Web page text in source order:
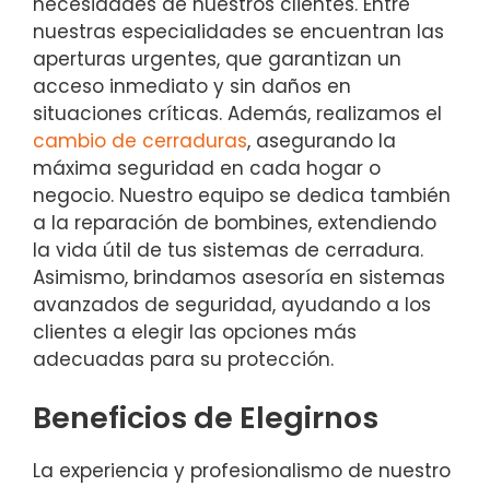
nuestras especialidades se encuentran las
aperturas urgentes, que garantizan un
acceso inmediato y sin daños en
situaciones críticas. Además, realizamos el
cambio de cerraduras, asegurando la
máxima seguridad en cada hogar o
negocio. Nuestro equipo se dedica también
a la reparación de bombines, extendiendo
la vida útil de tus sistemas de cerradura.
Asimismo, brindamos asesoría en sistemas
avanzados de seguridad, ayudando a los
clientes a elegir las opciones más
adecuadas para su protección.
Beneficios de Elegirnos
La experiencia y profesionalismo de nuestro